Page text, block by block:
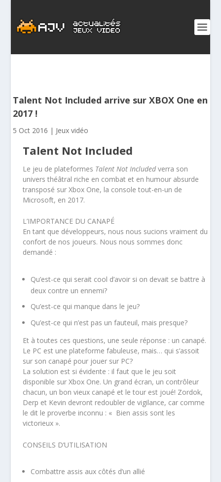
Talent Not Included arrive sur XBOX One en
2017 !
5 Oct 2016 | Jeux vidéo
Talent Not Included
Le jeu de plateformes Talent Not Includedverra son
univers théâtral riche en combat et en humour absurde
transposé sur Xbox One, la console tout-en-un de
Microsoft, en 2017.
L’IMPORTANCE DU CANAPÉ
En tant que développeurs, nous nous sucions vraiment du
confort de nos joueurs. Nous nous sommes donc
demandé :
Qu’est-ce qui serait cool d’avoir si on devait se battre à
deux contre un ennemi?
Qu’est-ce qui manque dans le jeu?
Qu’est-ce qui n’est pas un fauteuil, mais presque?
Et à toutes ces questions, une seule réponse : un canapé.
Le PC est une plateforme fabuleuse, mais… qui s’assoit
sur son canapé pour jouer sur PC?
La solution est si évidente : il faut que le jeu soit
disponible sur Xbox One. Un grand écran, un contrôleur
chacun, un bon vieux canapé et le tour est joué! Zordok,
Derp et Kevin devront redoubler de vigilance, car comme
le dit le proverbe inconnu : « Bien assis sont les
victorieux ».
CONSEILS D’UTILISATION
Combattre assis aux côtés d’un allié